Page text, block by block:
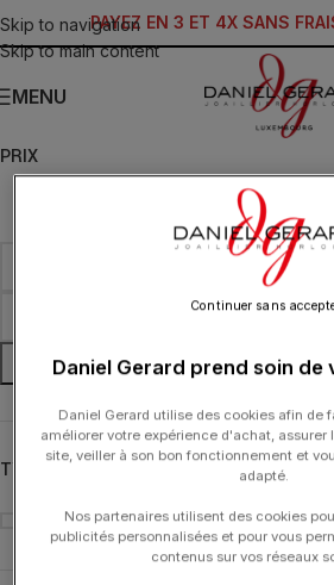
Skip to navigation
Skip to main content
PAYEZ EN 3 ET 4X SANS
MENU
PRIX
FILTRER
TYPOLOGIE
Montre
Daniel Gerard prend soin
Daniel Gerard utilise des cookies afin de
améliorer votre expérience d'achat, assurer
site, veiller à son bon fonctionnement et
adapté.
Nos partenaires utilisent des cookies
publicités personnalisées et pour vous
contenus sur vos réseaux
Continuer sans